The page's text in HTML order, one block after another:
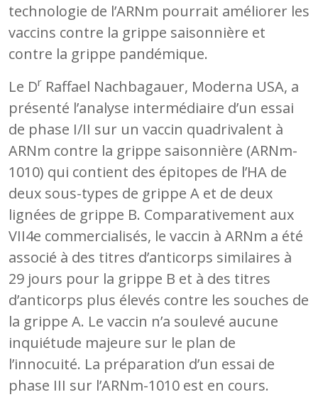
technologie de l’ARNm pourrait améliorer les
vaccins contre la grippe saisonnière et
contre la grippe pandémique.
Le Dr Raffael Nachbagauer, Moderna USA, a
présenté l’analyse intermédiaire d’un essai
de phase I/II sur un vaccin quadrivalent à
ARNm contre la grippe saisonnière (ARNm-
1010) qui contient des épitopes de l’HA de
deux sous-types de grippe A et de deux
lignées de grippe B. Comparativement aux
VII4e commercialisés, le vaccin à ARNm a été
associé à des titres d’anticorps similaires à
29 jours pour la grippe B et à des titres
d’anticorps plus élevés contre les souches de
la grippe A. Le vaccin n’a soulevé aucune
inquiétude majeure sur le plan de
l’innocuité. La préparation d’un essai de
phase III sur l’ARNm-1010 est en cours.